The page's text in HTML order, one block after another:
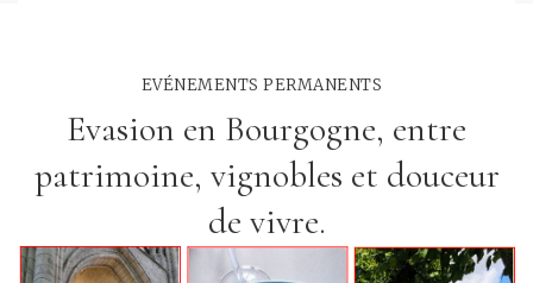
EVÉNEMENTS PERMANENTS
Evasion en Bourgogne, entre
patrimoine, vignobles et douceur
de vivre.